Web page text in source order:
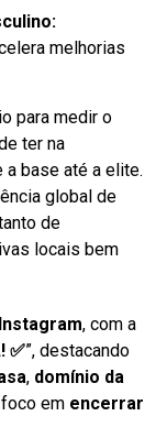
melhorias
para medir o
ter na
base até a elite.
global de
de
locais bem
Instagram, com a
✅”, destacando
, domínio da
em encerrar